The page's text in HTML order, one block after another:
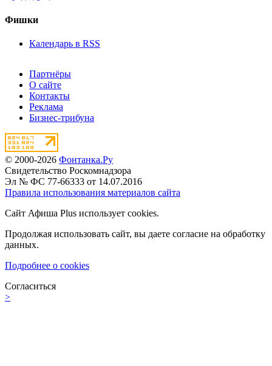
Фишки
Календарь в RSS
Партнёры
О сайте
Контакты
Реклама
Бизнес-трибуна
© 2000-2026 Фонтанка.Ру
Свидетельство Роскомнадзора
Эл № ФС 77-66333 от 14.07.2016
Правила использования материалов сайта
Сайт Афиша Plus использует cookies.
Продолжая использовать сайт, вы даете согласие на обработку
данных.
Подробнее о cookies
Согласиться
>